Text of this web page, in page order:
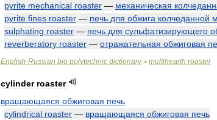
pyrite mechanical roaster — механическая
pyrite fines roaster — печь для обжига колчеданной
sulphating roaster — печь для сульфатизирующего
reverberatory roaster — отражательная обжиговая
English-Russian big polytechnic dictionary> multihearth roaster
cylinder roaster
вращающаяся обжиговая печь
cylindrical roaster — вращающаяся обжиговая печь